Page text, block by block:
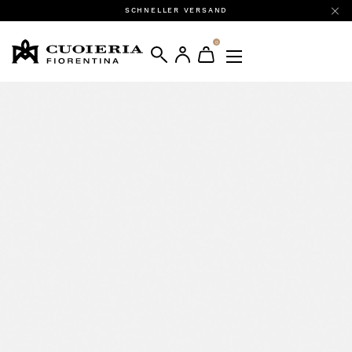
SCHNELLER VERSAND
0